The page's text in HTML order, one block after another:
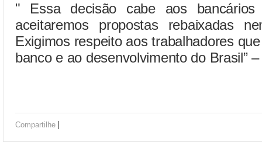
" Essa decisão cabe aos
aceitaremos propostas rebaixadas
Exigimos respeito aos trabalhadores
banco e ao desenvolvimento do Brasil”
Compartilhe |